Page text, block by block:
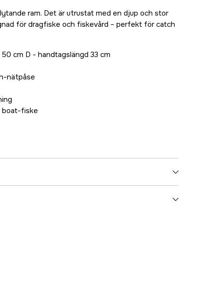
ram. Det är utrustat med en djup och stor
för dragfiske och fiskevård – perfekt för catch
cm D - handtagslängd 33 cm
nätpåse
boat-fiske